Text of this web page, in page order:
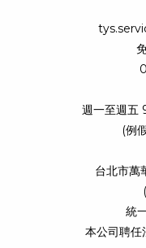
週一至週五
(例
台北市萬
(
統
本公司聘任